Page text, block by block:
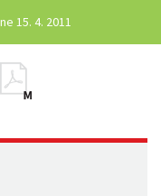
15. 4. 2011